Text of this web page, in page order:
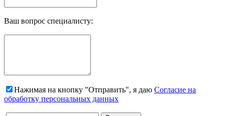
Ваш вопрос специалисту:
Нажимая на кнопку "Отправить", я даю Согласие на
обработку персональных данных